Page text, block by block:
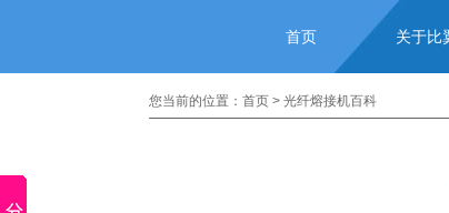
首页 关于比
您当前的位置：首页 >光纤熔接机百科